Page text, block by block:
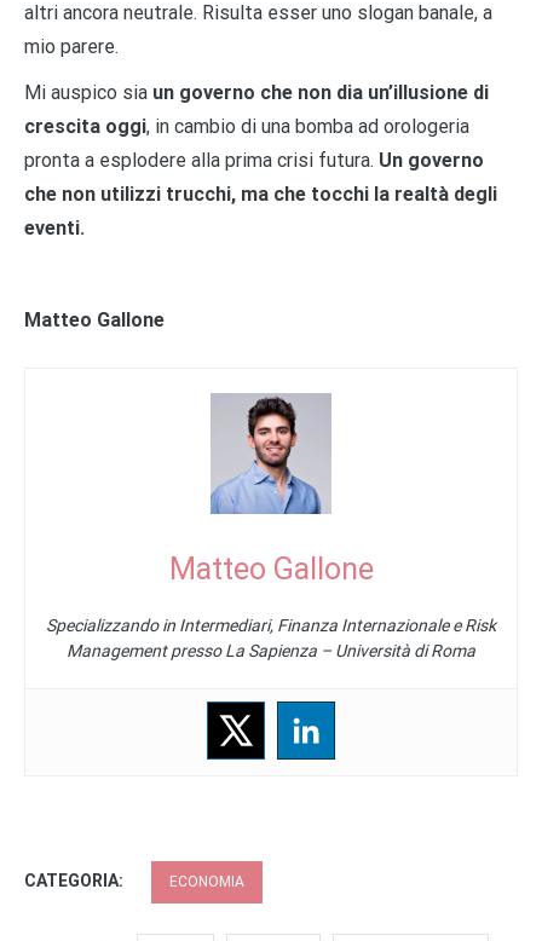
altri ancora neutrale. Risulta esser uno slogan banale, a
mio parere.
Mi auspico sia un governo che non dia un’illusione di
crescita oggi, in cambio di una bomba ad orologeria
pronta a esplodere alla prima crisi futura. Un governo
che non utilizzi trucchi, ma che tocchi la realtà degli
eventi.
Matteo Gallone
Matteo Gallone
Specializzando in Intermediari, Finanza Internazionale e Risk
Management presso La Sapienza – Università di Roma
CATEGORIA: ECONOMIA